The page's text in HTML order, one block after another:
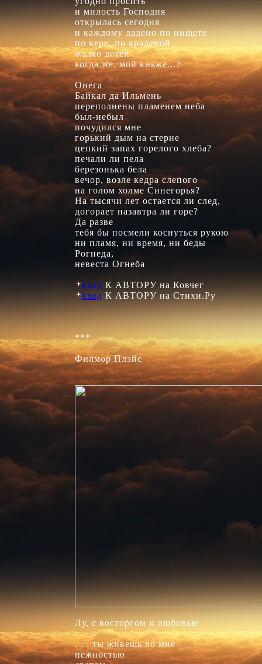
и милость Господня
открылась сегодня
и каждому дадено по нищете
по вере, по краденой
жалко детей
когда же, мой княже...?
Онега
Байкал да Ильмень
переполнены пламенем неба
был-небыл
почудился мне
горький дым на стерне
цепкий запах горелого хлеба?
печали ли пела
березонька бела
вечор, возле кедра слепого
на голом холме Синегорья?
На тысячи лет остается ли след,
догорает назавтра ли горе?
Да разве
тебя бы посмели коснуться рукою
ни пламя, ни время, ни беды
Рогнеда,
невеста Огнеба
вход
вход К АВТОРУ на Стихи.Ру
***
Филмор Плэйс
Лу, с восторгом и любовью
. . . ты живешь во мне -
нежностью